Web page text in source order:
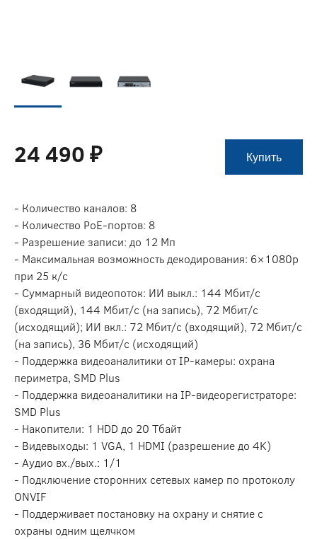
24 490 ₽ Купить
- Количество каналов: 8
- Количество PoE-портов: 8
- Разрешение записи: до 12 Мп
- Максимальная возможность декодирования: 6×1080p
при 25 к/с
- Суммарный видеопоток: ИИ выкл.: 144 Мбит/с
(входящий), 144 Мбит/с (на запись), 72 Мбит/с
(исходящий); ИИ вкл.: 72 Мбит/с (входящий), 72 Мбит/с
(на запись), 36 Мбит/с (исходящий)
- Поддержка видеоаналитики от IP-камеры: охрана
периметра, SMD Plus
- Поддержка видеоаналитики на IP-видеорегистраторе:
SMD Plus
- Накопители: 1 HDD до 20 Тбайт
- Видевыходы: 1 VGA, 1 HDMI (разрешение до 4K)
- Аудио вх./вых.: 1/1
- Подключение сторонних сетевых камер по протоколу
ONVIF
- Поддерживает постановку на охрану и снятие с
охраны одним щелчком